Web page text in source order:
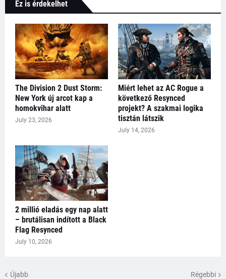
Ez is érdekelhet
The Division 2 Dust Storm:
New York új arcot kap a
homokvihar alatt
July 23, 2026
Miért lehet az AC Rogue a
következő Resynced
projekt? A szakmai logika
tisztán látszik
July 14, 2026
2 millió eladás egy nap alatt
– brutálisan indított a Black
Flag Resynced
July 10, 2026
Újabb Régebbi